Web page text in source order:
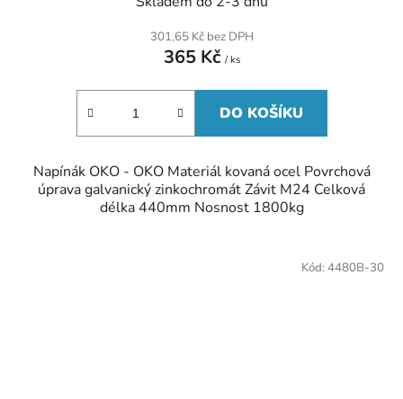
301,65 Kč bez DPH
365 Kč / ks
DO KOŠÍKU
Napínák OKO - OKO Materiál kovaná ocel Povrchová
úprava galvanický zinkochromát Závit M24 Celková
délka 440mm Nosnost 1800kg
Kód: 4480B-30